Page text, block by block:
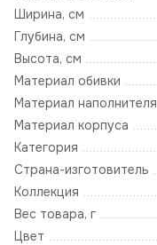
Ширина, см
Глубина, см
Высота, см
Материал обивки
Материал наполнителя
Материал корпуса
Категория
Страна-изготовитель
Коллекция
Вес товара, г
Цвет